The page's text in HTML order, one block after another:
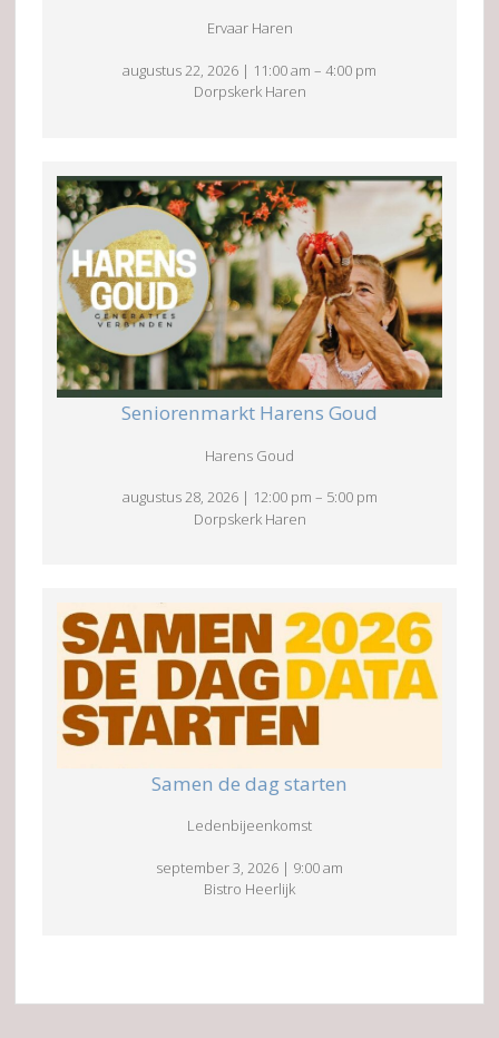
Ervaar Haren
augustus 22, 2026 | 11:00 am – 4:00 pm
Dorpskerk Haren
Seniorenmarkt Harens Goud
Harens Goud
augustus 28, 2026 | 12:00 pm – 5:00 pm
Dorpskerk Haren
Samen de dag starten
Ledenbijeenkomst
september 3, 2026 | 9:00 am
Bistro Heerlijk